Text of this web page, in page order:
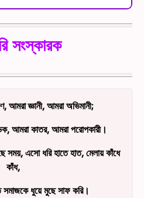
সংস্কারক
আমরা জ্ঞানী, আমরা অভিমানী;
আমরা কাতর, আমরা পরোপকারী।
সময়, এসো ধরি হাতে হাত, মেলায় কাঁধে
কাঁধ,
সমাজকে ধুয়ে মুছে সাফ করি।